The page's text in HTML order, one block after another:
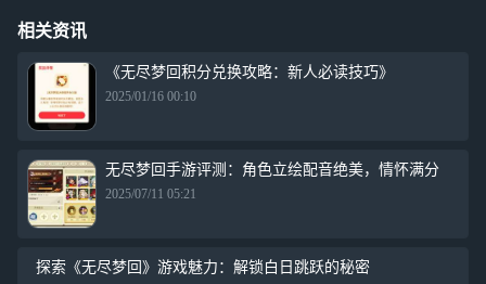
相关资讯
《无尽梦回积分兑换攻略：新人必读技巧》
2025/01/16 00:10
无尽梦回手游评测：角色立绘配音绝美，情怀满分
2025/07/11 05:21
探索《无尽梦回》游戏魅力：解锁白日跳跃的秘密